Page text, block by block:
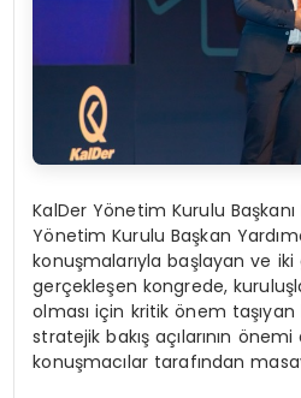
KalDer Yönetim Kurulu Başkanı
Yönetim Kurulu Başkan
konuşmalarıyla başlayan ve iki
gerçekleşen kongrede,
olması için kritik önem
stratejik bakış açılarının
konuşmacılar tarafından